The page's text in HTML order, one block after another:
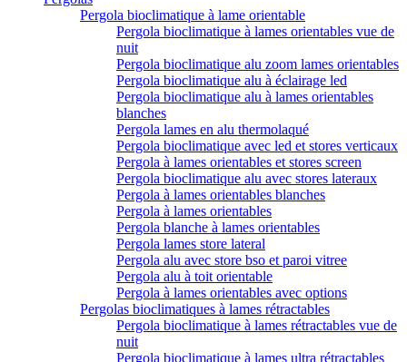
Pergola bioclimatique à lame orientable
Pergola bioclimatique à lames orientables vue de
nuit
Pergola bioclimatique alu zoom lames orientables
Pergola bioclimatique alu à éclairage led
Pergola bioclimatique alu à lames orientables
blanches
Pergola lames en alu thermolaqué
Pergola bioclimatique avec led et stores verticaux
Pergola à lames orientables et stores screen
Pergola bioclimatique alu avec stores lateraux
Pergola à lames orientables blanches
Pergola à lames orientables
Pergola blanche à lames orientables
Pergola lames store lateral
Pergola alu avec store bso et paroi vitree
Pergola alu à toit orientable
Pergola à lames orientables avec options
Pergolas bioclimatiques à lames rétractables
Pergola bioclimatique à lames rétractables vue de
nuit
Pergola bioclimatique à lames ultra rétractables